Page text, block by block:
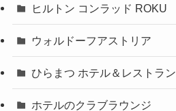
ヒルトン コンラッド ROKU
ウォルドーフアストリア
ひらまつ ホテル＆レストラン
ホテルのクラブラウンジ